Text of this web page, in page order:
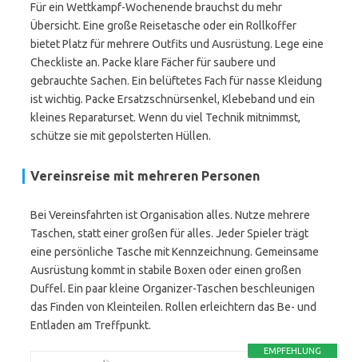
Für ein Wettkampf-Wochenende brauchst du mehr
Übersicht. Eine große Reisetasche oder ein Rollkoffer
bietet Platz für mehrere Outfits und Ausrüstung. Lege eine
Checkliste an. Packe klare Fächer für saubere und
gebrauchte Sachen. Ein belüftetes Fach für nasse Kleidung
ist wichtig. Packe Ersatzschnürsenkel, Klebeband und ein
kleines Reparaturset. Wenn du viel Technik mitnimmst,
schütze sie mit gepolsterten Hüllen.
Vereinsreise mit mehreren Personen
Bei Vereinsfahrten ist Organisation alles. Nutze mehrere
Taschen, statt einer großen für alles. Jeder Spieler trägt
eine persönliche Tasche mit Kennzeichnung. Gemeinsame
Ausrüstung kommt in stabile Boxen oder einen großen
Duffel. Ein paar kleine Organizer-Taschen beschleunigen
das Finden von Kleinteilen. Rollen erleichtern das Be- und
Entladen am Treffpunkt.
EMPFEHLUNG